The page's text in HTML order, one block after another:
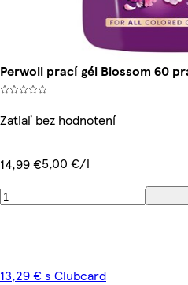
Perwoll prací gél Blossom 60
Zatiaľ bez hodnotení
14,99 €5,00 €/l
13,29 € s Clubcard